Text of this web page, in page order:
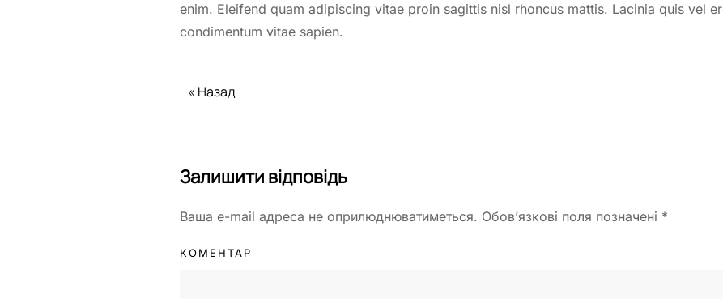
enim. Eleifend quam adipiscing vitae proin sagittis nisl rhoncus mattis. Lacinia quis vel
condimentum vitae sapien.
« Назад
Залишити відповідь
Ваша e-mail адреса не оприлюднюватиметься. Обов’язкові поля позначені *
КОМЕНТАР